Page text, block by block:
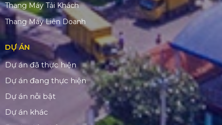
Thang Máy Tải Khách
Thang Máy Liên Doanh
DỰ ÁN
Dự án đã thực hiện
Dự án đang thực hiện
Dự án nỗi bật
Dự án khác